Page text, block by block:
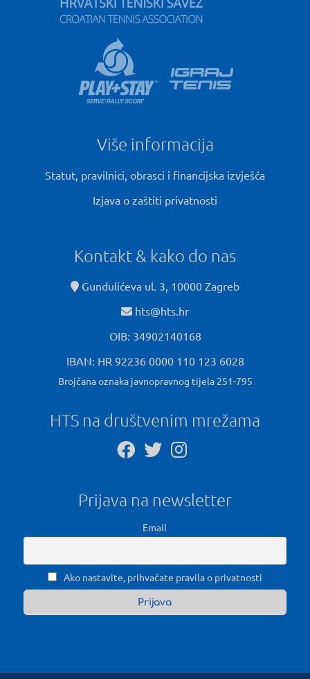
Više informacija
Statut, pravilnici, obrasci i financijska izvješća
Izjava o zaštiti privatnosti
Kontakt & kako do nas
Gundulićeva ul. 3, 10000 Zagreb
hts@hts.hr
OIB: 34902140168
IBAN: HR 92236 0000 110 123 6028
Brojčana oznaka javnopravnog tijela 251-795
HTS na društvenim mrežama
Prijava na newsletter
Email
Ako nastavite, prihvaćate pravila o privatnosti